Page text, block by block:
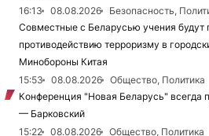
16:13
08.08.2026
Безопасность,
Совместные с Беларусью учения будут
противодействию терроризму в
Минобороны Китая
15:53
08.08.2026
Общество, Политика
Конференция "Новая Беларусь" всегда
— Барковский
15:22
08.08.2026
Общество, Политика